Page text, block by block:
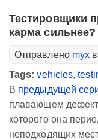
Тестировщики
карма сильнее?
Отправлено myx
Tags:vehicles,
В предыдущей
плавающем
которого она
неподходящих